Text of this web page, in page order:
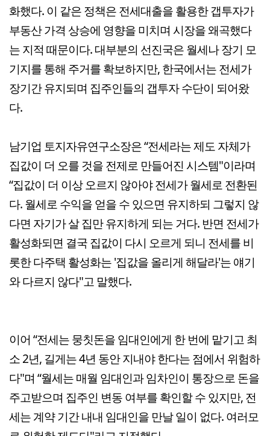
화했다. 이 같은 정책은 전세대출을 활용한 갭투자가
부동산 가격 상승에 영향을 미치며 시장을 왜곡했다
는 지적 때문이다. 대부분의 선진국은 월세나 장기 모
기지를 통해 주거를 확보하지만, 한국에서는 전세가
장기간 유지되며 집주인들의 갭투자 수단이 되어왔
다.
남기업 토지자유연구소장은 “전세라는 제도 자체가
집값이 더 오를 것을 전제로 만들어진 시스템"이라며
“집값이 더 이상 오르지 않아야 전세가 월세로 전환된
다. 월세로 수익을 얻을 수 있으면 유지하되 그렇지 않
다면 자기가 살 집만 유지하게 되는 거다. 반면 전세가
활성화되면 결국 집값이 다시 오르게 되니 전세를 비
롯한 다주택 활성화는 '집값을 올리게 해달라'는 얘기
와 다르지 않다"고 말했다.
이어 “전세는 뭉칫돈을 임대인에게 한 번에 맡기고 최
소 2년, 길게는 4년 동안 지내야 한다는 점에서 위험하
다"며 “월세는 매월 임대인과 임차인이 통장으로 돈을
주고받으며 집주인 변동 여부를 확인할 수 있지만, 전
세는 계약 기간 내내 임대인을 만날 일이 없다. 여러모